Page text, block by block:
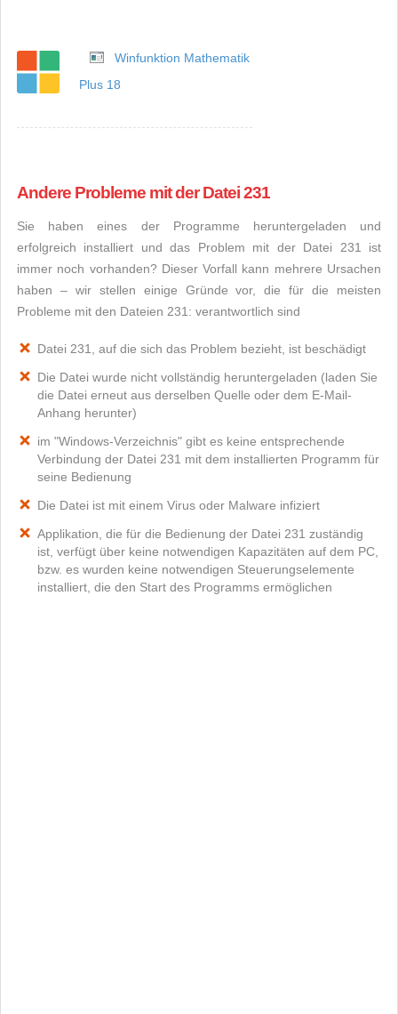
Winfunktion Mathematik
Plus 18
Andere Probleme mit der Datei 231
Sie haben eines der Programme heruntergeladen und
erfolgreich installiert und das Problem mit der Datei 231 ist
immer noch vorhanden? Dieser Vorfall kann mehrere Ursachen
haben – wir stellen einige Gründe vor, die für die meisten
Probleme mit den Dateien 231: verantwortlich sind
Datei 231, auf die sich das Problem bezieht, ist beschädigt
Die Datei wurde nicht vollständig heruntergeladen (laden Sie
die Datei erneut aus derselben Quelle oder dem E-Mail-
Anhang herunter)
im "Windows-Verzeichnis" gibt es keine entsprechende
Verbindung der Datei 231 mit dem installierten Programm für
seine Bedienung
Die Datei ist mit einem Virus oder Malware infiziert
Applikation, die für die Bedienung der Datei 231 zuständig
ist, verfügt über keine notwendigen Kapazitäten auf dem PC,
bzw. es wurden keine notwendigen Steuerungselemente
installiert, die den Start des Programms ermöglichen